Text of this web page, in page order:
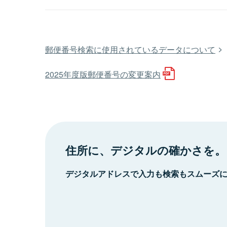
郵便番号検索に使用されているデータについて
2025年度版郵便番号の変更案内
住所に、デジタルの確かさを。
デジタルアドレスで入力も検索もスムーズ